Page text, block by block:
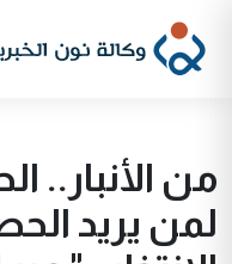
من الأنبار..
لمن يريد